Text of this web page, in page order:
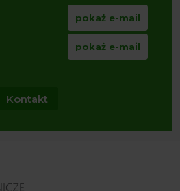
pokaż e-mail
pokaż e-mail
Kontakt